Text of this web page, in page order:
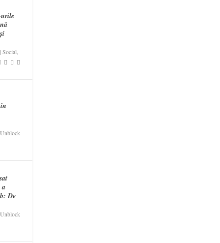
urile
Social
Unblock
a
De
Unblock